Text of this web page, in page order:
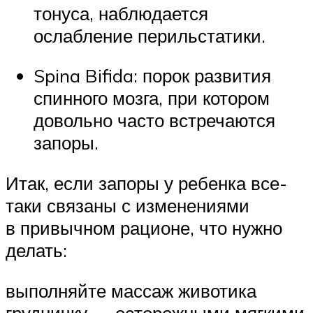
тонуса, наблюдается
ослабление перильстатики.
Spina Bifida: порок развития
спинного мозга, при котором
довольно часто встречаются
запоры.
Итак, если запоры у ребенка все-
таки связаны с изменениями
в привычном рационе, что нужно
делать:
выполняйте массаж животика